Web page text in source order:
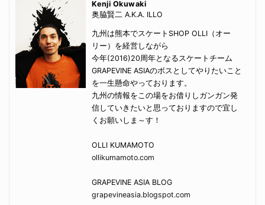
Kenji Okuwaki
奥脇賢二 A.K.A. ILLO
九州は熊本でスケートSHOP OLLI（オー
リー）を経営しながら
今年(2016)20周年となるスケートチーム
GRAPEVINE ASIAのボスとしてやりたいこと
を一生懸命やっております。
九州の情報をこの場をお借りしガンガン発
信していきたいと思っておりますので宜し
くお願いしま～す！
OLLI KUMAMOTO
ollikumamoto.com
GRAPEVINE ASIA BLOG
grapevineasia.blogspot.com